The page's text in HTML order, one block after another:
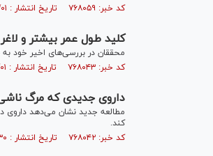
کد خبر: ۷۶۸۰۵۹ تاریخ انتشار : ۱۴۰۰/۰۸/۰۱
کلید طول عمر بیشتر و لاغر
محققان در بررسی‌های اخیر خود
کد خبر: ۷۶۸۰۴۳ تاریخ انتشار : ۱۴۰۰/۰۸/۰۱
داروی جدیدی که مرگ
کند.
کد خبر: ۷۶۸۰۴۲ تاریخ انتشار : ۱۴۰۰/۰۷/۳۰